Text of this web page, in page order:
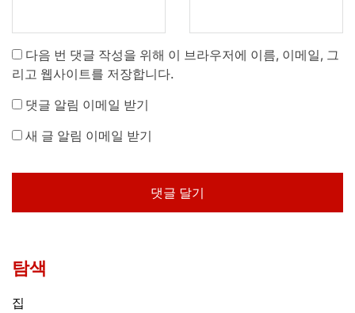
다음 번 댓글 작성을 위해 이 브라우저에 이름, 이메일, 그
리고 웹사이트를 저장합니다.
댓글 알림 이메일 받기
새 글 알림 이메일 받기
탐색
집